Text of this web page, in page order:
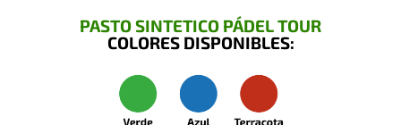
PASTO SINTETICO PÁDEL TOUR
COLORES DISPONIBLES: